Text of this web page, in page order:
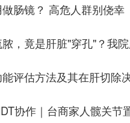
肠镜？ 高危人群别侥幸
评估方法及其在肝切除